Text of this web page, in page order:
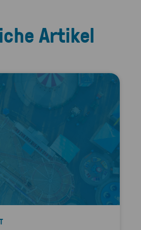
Artikel